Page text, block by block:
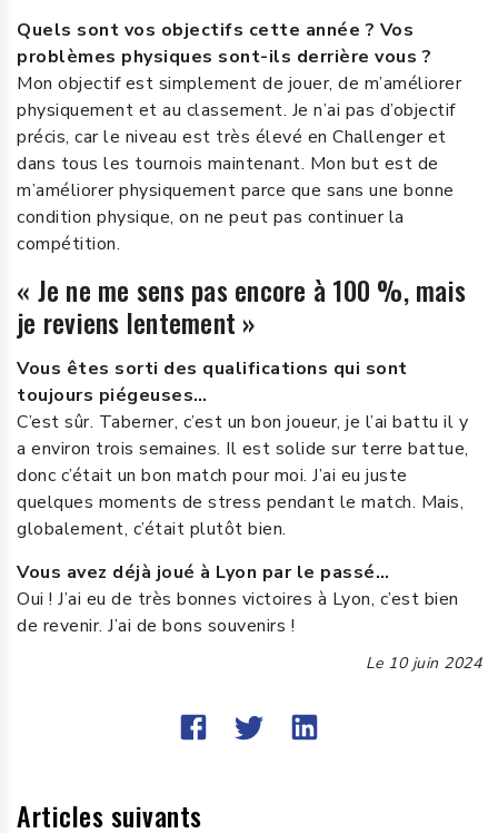
Quels sont vos objectifs cette année ? Vos
problèmes physiques sont-ils derrière vous ?
Mon objectif est simplement de jouer, de m’améliorer
physiquement et au classement. Je n’ai pas d’objectif
précis, car le niveau est très élevé en Challenger et
dans tous les tournois maintenant. Mon but est de
m’améliorer physiquement parce que sans une bonne
condition physique, on ne peut pas continuer la
compétition.
« Je ne me sens pas encore à 100 %, mais
je reviens lentement »
Vous êtes sorti des qualifications qui sont
toujours piégeuses…
C’est sûr. Taberner, c’est un bon joueur, je l’ai battu il y
a environ trois semaines. Il est solide sur terre battue,
donc c’était un bon match pour moi. J’ai eu juste
quelques moments de stress pendant le match. Mais,
globalement, c’était plutôt bien.
Vous avez déjà joué à Lyon par le passé…
Oui ! J’ai eu de très bonnes victoires à Lyon, c’est bien
de revenir. J’ai de bons souvenirs !
Le 10 juin 2024
Articles suivants